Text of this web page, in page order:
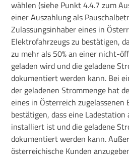
wählen (siehe Punkt 4.4.7 zum
einer Auszahlung als
Zulassungsinhaber eines in
Elektrofahrzeugs zu bestätigen,
zu mehr als 50% an einer nicht-
geladen wird und die geladene
dokumentiert werden kann. Bei
der geladenen Strommenge hat
eines in Österreich zugelassenen
bestätigen, dass eine Ladestation
installiert ist und die geladene
dokumentiert werden kann.
österreichische Kunden